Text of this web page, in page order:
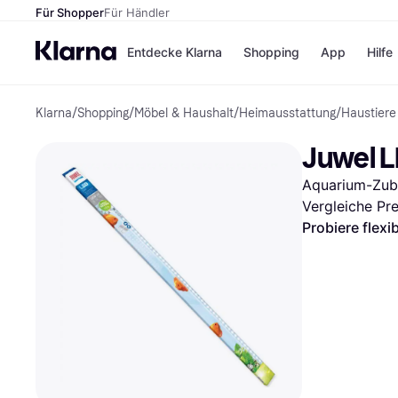
Für ShopperFür Händler
Entdecke Klarna
Zahlungsmethoden
Sofort bezahlen
Bezahle in 3
Bezahle in bis zu 30
Ratenzahlung
Shopping
Shops
eBay
Temu
SHEIN
App Hilfe
Klarna/Shopping/Möbel & Haushalt/Heimausstattung/Haustiere
Juwel
Aquarium-
Vergleiche
Probiere